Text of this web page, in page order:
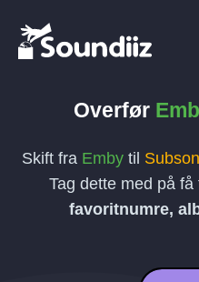
Overfør
Skift fra Emby til
Tag dette med på få
favoritnumre,